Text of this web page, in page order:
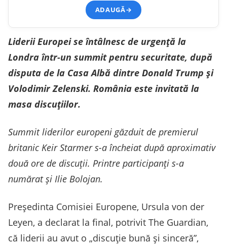
ADAUGĂ→
Liderii Europei se întâlnesc de urgență la
Londra într-un summit pentru securitate, după
disputa de la Casa Albă dintre Donald Trump și
Volodimir Zelenski. România este invitată la
masa discuțiilor.
Summit liderilor europeni găzduit de premierul
britanic Keir Starmer s-a încheiat după aproximativ
două ore de discuţii. Printre participanţi s-a
numărat şi Ilie Bolojan.
Preşedinta Comisiei Europene, Ursula von der
Leyen, a declarat la final, potrivit The Guardian,
că liderii au avut o „discuţie bună şi sinceră”,